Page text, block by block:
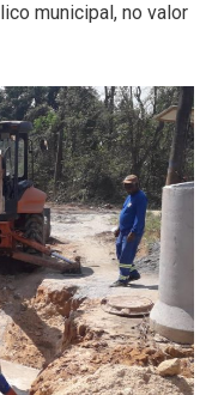
municipal, no valor